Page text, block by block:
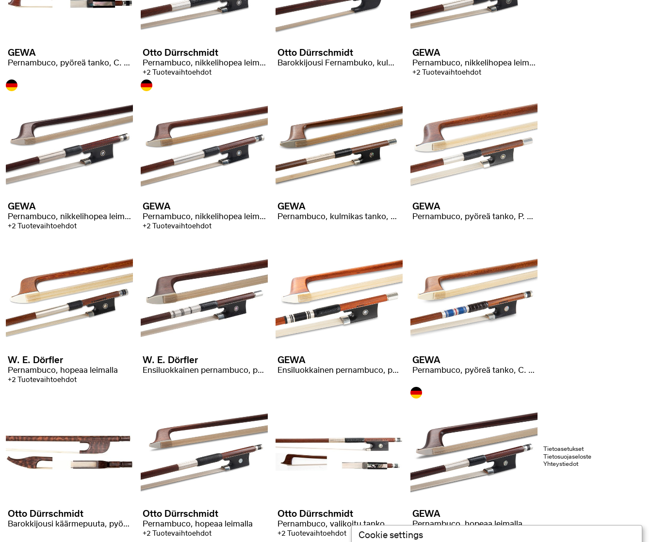
GEWA
Pernambuco, pyöreä tanko, C. Malot -leimalla
Otto Dürrschmidt
Pernambuco, nikkelihopea leimalla
+2 Tuotevaihtoehdot
Otto Dürrschmidt
Barokkijousi Fernambuko, kulmikas tanko, joutsenpää
GEWA
Pernambuco, nikkelihopea leimalla
+2 Tuotevaihtoehdot
GEWA
Pernambuco, nikkelihopea leimalla
+2 Tuotevaihtoehdot
GEWA
Pernambuco, nikkelihopea leimalla
+2 Tuotevaihtoehdot
GEWA
Pernambuco, kulmikas tanko, hopea
GEWA
Pernambuco, pyöreä tanko, P. Baron -leimalla
W. E. Dörfler
Pernambuco, hopeaa leimalla
+2 Tuotevaihtoehdot
W. E. Dörfler
Ensiluokkainen pernambuco, pyöreä tanko
GEWA
Ensiluokkainen pernambuco, pyöreä tanko
GEWA
Pernambuco, pyöreä tanko, C. Malot* -leimalla
Otto Dürrschmidt
Barokkijousi käärmepuuta, pyöreä tanko, joutsenpää
Otto Dürrschmidt
Pernambuco, hopeaa leimalla
+2 Tuotevaihtoehdot
Otto Dürrschmidt
Pernambuco, valikoitu tanko, GEWA Exclusive
+2 Tuotevaihtoehdot
GEWA
Pernambuco, hopeaa leimalla
+2 Tuotevaihtoehdot
Tietoasetukset
Tietosuojaseloste
Yhteystiedot
Cookie settings